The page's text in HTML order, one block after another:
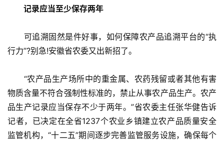
记录应当至少保存两年
可追溯固然是件好事，如何保障农产品追溯平台的“执
行力”?别急!安徽省农委又出新招了。
“农产品生产场所中的重金属、农药残留或者其他有害
物质含量不符合强制性标准的，禁止从事农产品生产。农产
品生产记录应当保存不少于两年。”省农委主任张华健告诉
记者，已决定在全省1237个农业乡镇建立农产品质量安全
监管机构，“十二五”期间逐步完善监管服务设施，确保每个